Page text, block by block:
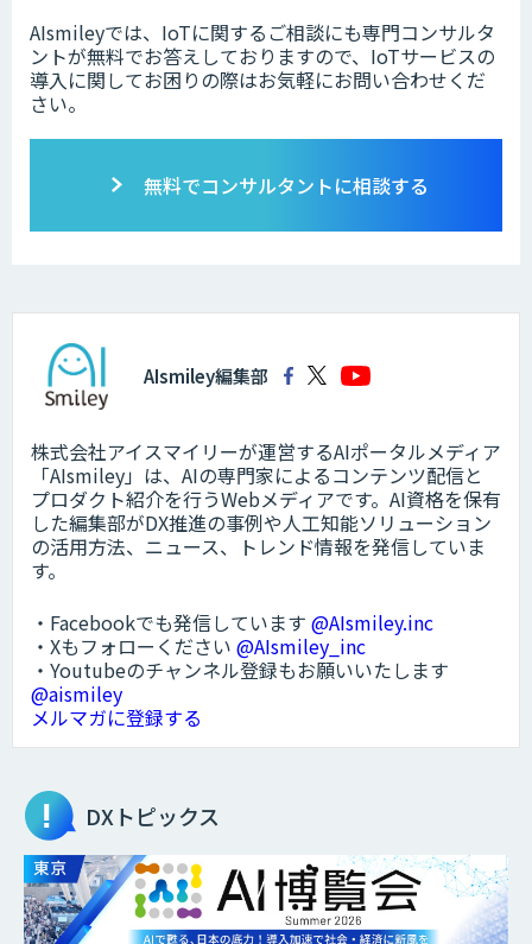
AIsmileyでは、IoTに関するご相談にも専門コンサルタ
ントが無料でお答えしておりますので、IoTサービスの
導入に関してお困りの際はお気軽にお問い合わせくだ
さい。
無料でコンサルタントに相談する
AIsmiley編集部
株式会社アイスマイリーが運営するAIポータルメディア
「AIsmiley」は、AIの専門家によるコンテンツ配信と
プロダクト紹介を行うWebメディアです。AI資格を保有
した編集部がDX推進の事例や人工知能ソリューション
の活用方法、ニュース、トレンド情報を発信していま
す。
・Facebookでも発信しています @AIsmiley.inc
・Xもフォローください @AIsmiley_inc
・Youtubeのチャンネル登録もお願いいたします
@aismiley
メルマガに登録する
DXトピックス